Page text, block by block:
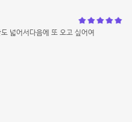
넓어서다음에 또 오고 싶어여